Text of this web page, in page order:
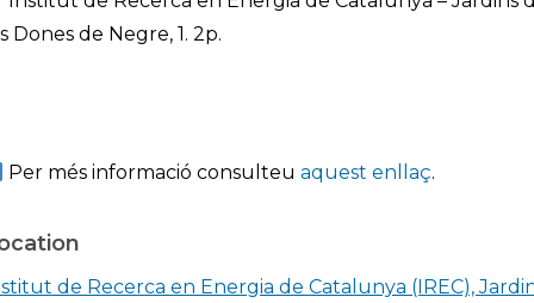
Dones de Negre, 1. 2p.
Per més informació consulteuaquest enllaç.
de Recerca en Energia de Catalunya (IREC),